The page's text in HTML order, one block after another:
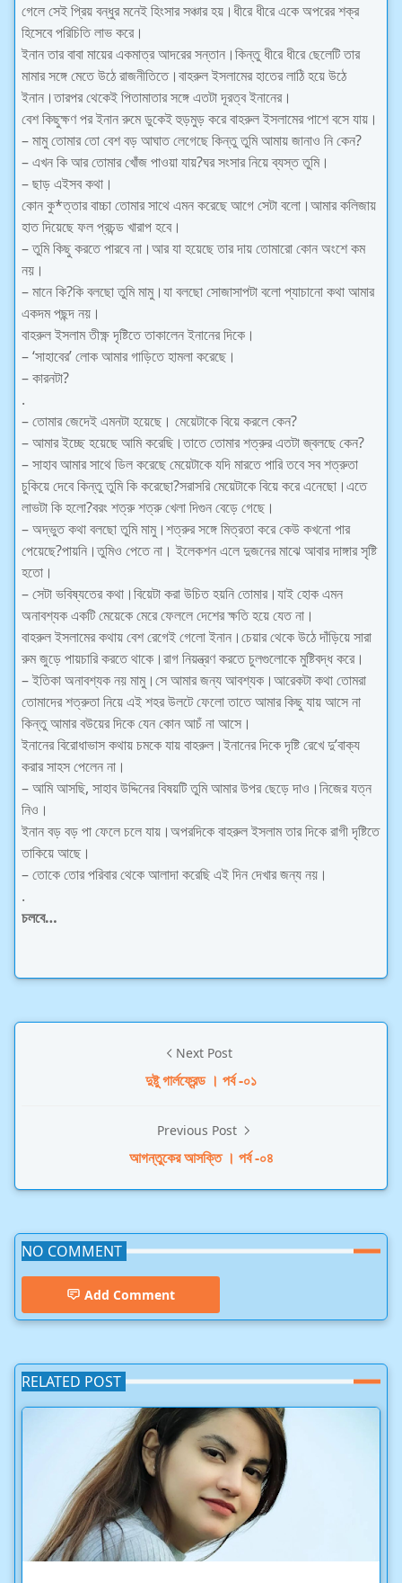
গেলে সেই প্রিয় বন্ধুর মনেই হিংসার সঞ্চার হয়।ধীরে ধীরে একে অপরের শক্র
হিসেবে পরিচিতি লাভ করে।
ইনান তার বাবা মায়ের একমাত্র আদরের সন্তান।কিন্তু ধীরে ধীরে ছেলেটি তার
মামার সঙ্গে মেতে উঠে রাজনীতিতে।বাহরুল ইসলামের হাতের লাঠি হয়ে উঠে
ইনান।তারপর থেকেই পিতামাতার সঙ্গে এতটা দূরত্ব ইনানের।
বেশ কিছুক্ষণ পর ইনান রুমে ডুকেই হুড়মুড় করে বাহরুল ইসলামের পাশে বসে যায়।
– মামু তোমার তো বেশ বড় আঘাত লেগেছে কিন্তু তুমি আমায় জানাও নি কেন?
– এখন কি আর তোমার খোঁজ পাওয়া যায়?ঘর সংসার নিয়ে ব্যস্ত তুমি।
– ছাড় এইসব কথা।
কোন কু*ত্তার বাচ্চা তোমার সাথে এমন করেছে আগে সেটা বলো।আমার কলিজায়
হাত দিয়েছে ফল প্রচন্ড খারাপ হবে।
– তুমি কিছু করতে পারবে না।আর যা হয়েছে তার দায় তোমারো কোন অংশে কম
নয়।
– মানে কি?কি বলছো তুমি মামু।যা বলছো সোজাসাপটা বলো প্যাচানো কথা আমার
একদম পছন্দ নয়।
বাহরুল ইসলাম তীক্ষ্ণ দৃষ্টিতে তাকালেন ইনানের দিকে।
– ‘সাহাবের’ লোক আমার গাড়িতে হামলা করেছে।
– কারনটা?
.
– তোমার জেদেই এমনটা হয়েছে। মেয়েটাকে বিয়ে করলে কেন?
– আমার ইচ্ছে হয়েছে আমি করেছি।তাতে তোমার শত্রুর এতটা জ্বলছে কেন?
– সাহাব আমার সাথে ডিল করেছে মেয়েটাকে যদি মারতে পারি তবে সব শত্রুতা
চুকিয়ে দেবে কিন্তু তুমি কি করেছো?সরাসরি মেয়েটাকে বিয়ে করে এনেছো।এতে
লাভটা কি হলো?বরং শত্রু শত্রু খেলা দিগুন বেড়ে গেছে।
– অদ্ভুত কথা বলছো তুমি মামু।শত্রুর সঙ্গে মিত্রতা করে কেউ কখনো পার
পেয়েছে?পায়নি।তুমিও পেতে না। ইলেকশন এলে দুজনের মাঝে আবার দাঙ্গার সৃষ্টি
হতো।
– সেটা ভবিষ্যতের কথা।বিয়েটা করা উচিত হয়নি তোমার।যাই হোক এমন
অনাবশ্যক একটি মেয়েকে মেরে ফেললে দেশের ক্ষতি হয়ে যেত না।
বাহরুল ইসলামের কথায় বেশ রেগেই গেলো ইনান।চেয়ার থেকে উঠে দাঁড়িয়ে সারা
রুম জুড়ে পায়চারি করতে থাকে।রাগ নিয়ন্ত্রণ করতে চুলগুলোকে মুষ্টিবদ্ধ করে।
– ইতিকা অনাবশ্যক নয় মামু।সে আমার জন্য আবশ্যক।আরেকটা কথা তোমরা
তোমাদের শত্রুতা নিয়ে এই শহর উলটে ফেলো তাতে আমার কিছু যায় আসে না
কিন্তু আমার বউয়ের দিকে যেন কোন আচঁ না আসে।
ইনানের বিরোধাভাস কথায় চমকে যায় বাহরুল।ইনানের দিকে দৃষ্টি রেখে দু’বাক্য
করার সাহস পেলেন না।
– আমি আসছি, সাহাব উদ্দিনের বিষয়টি তুমি আমার উপর ছেড়ে দাও।নিজের যত্ন
নিও।
ইনান বড় বড় পা ফেলে চলে যায়।অপরদিকে বাহরুল ইসলাম তার দিকে রাগী দৃষ্টিতে
তাকিয়ে আছে।
– তোকে তোর পরিবার থেকে আলাদা করেছি এই দিন দেখার জন্য নয়।
.
চলবে…
Next Post
দুষ্টু গার্লফ্রেন্ড । পর্ব -০১
Previous Post
আগন্তুকের আসক্তি । পর্ব -০৪
NO COMMENT
Add Comment
RELATED POST